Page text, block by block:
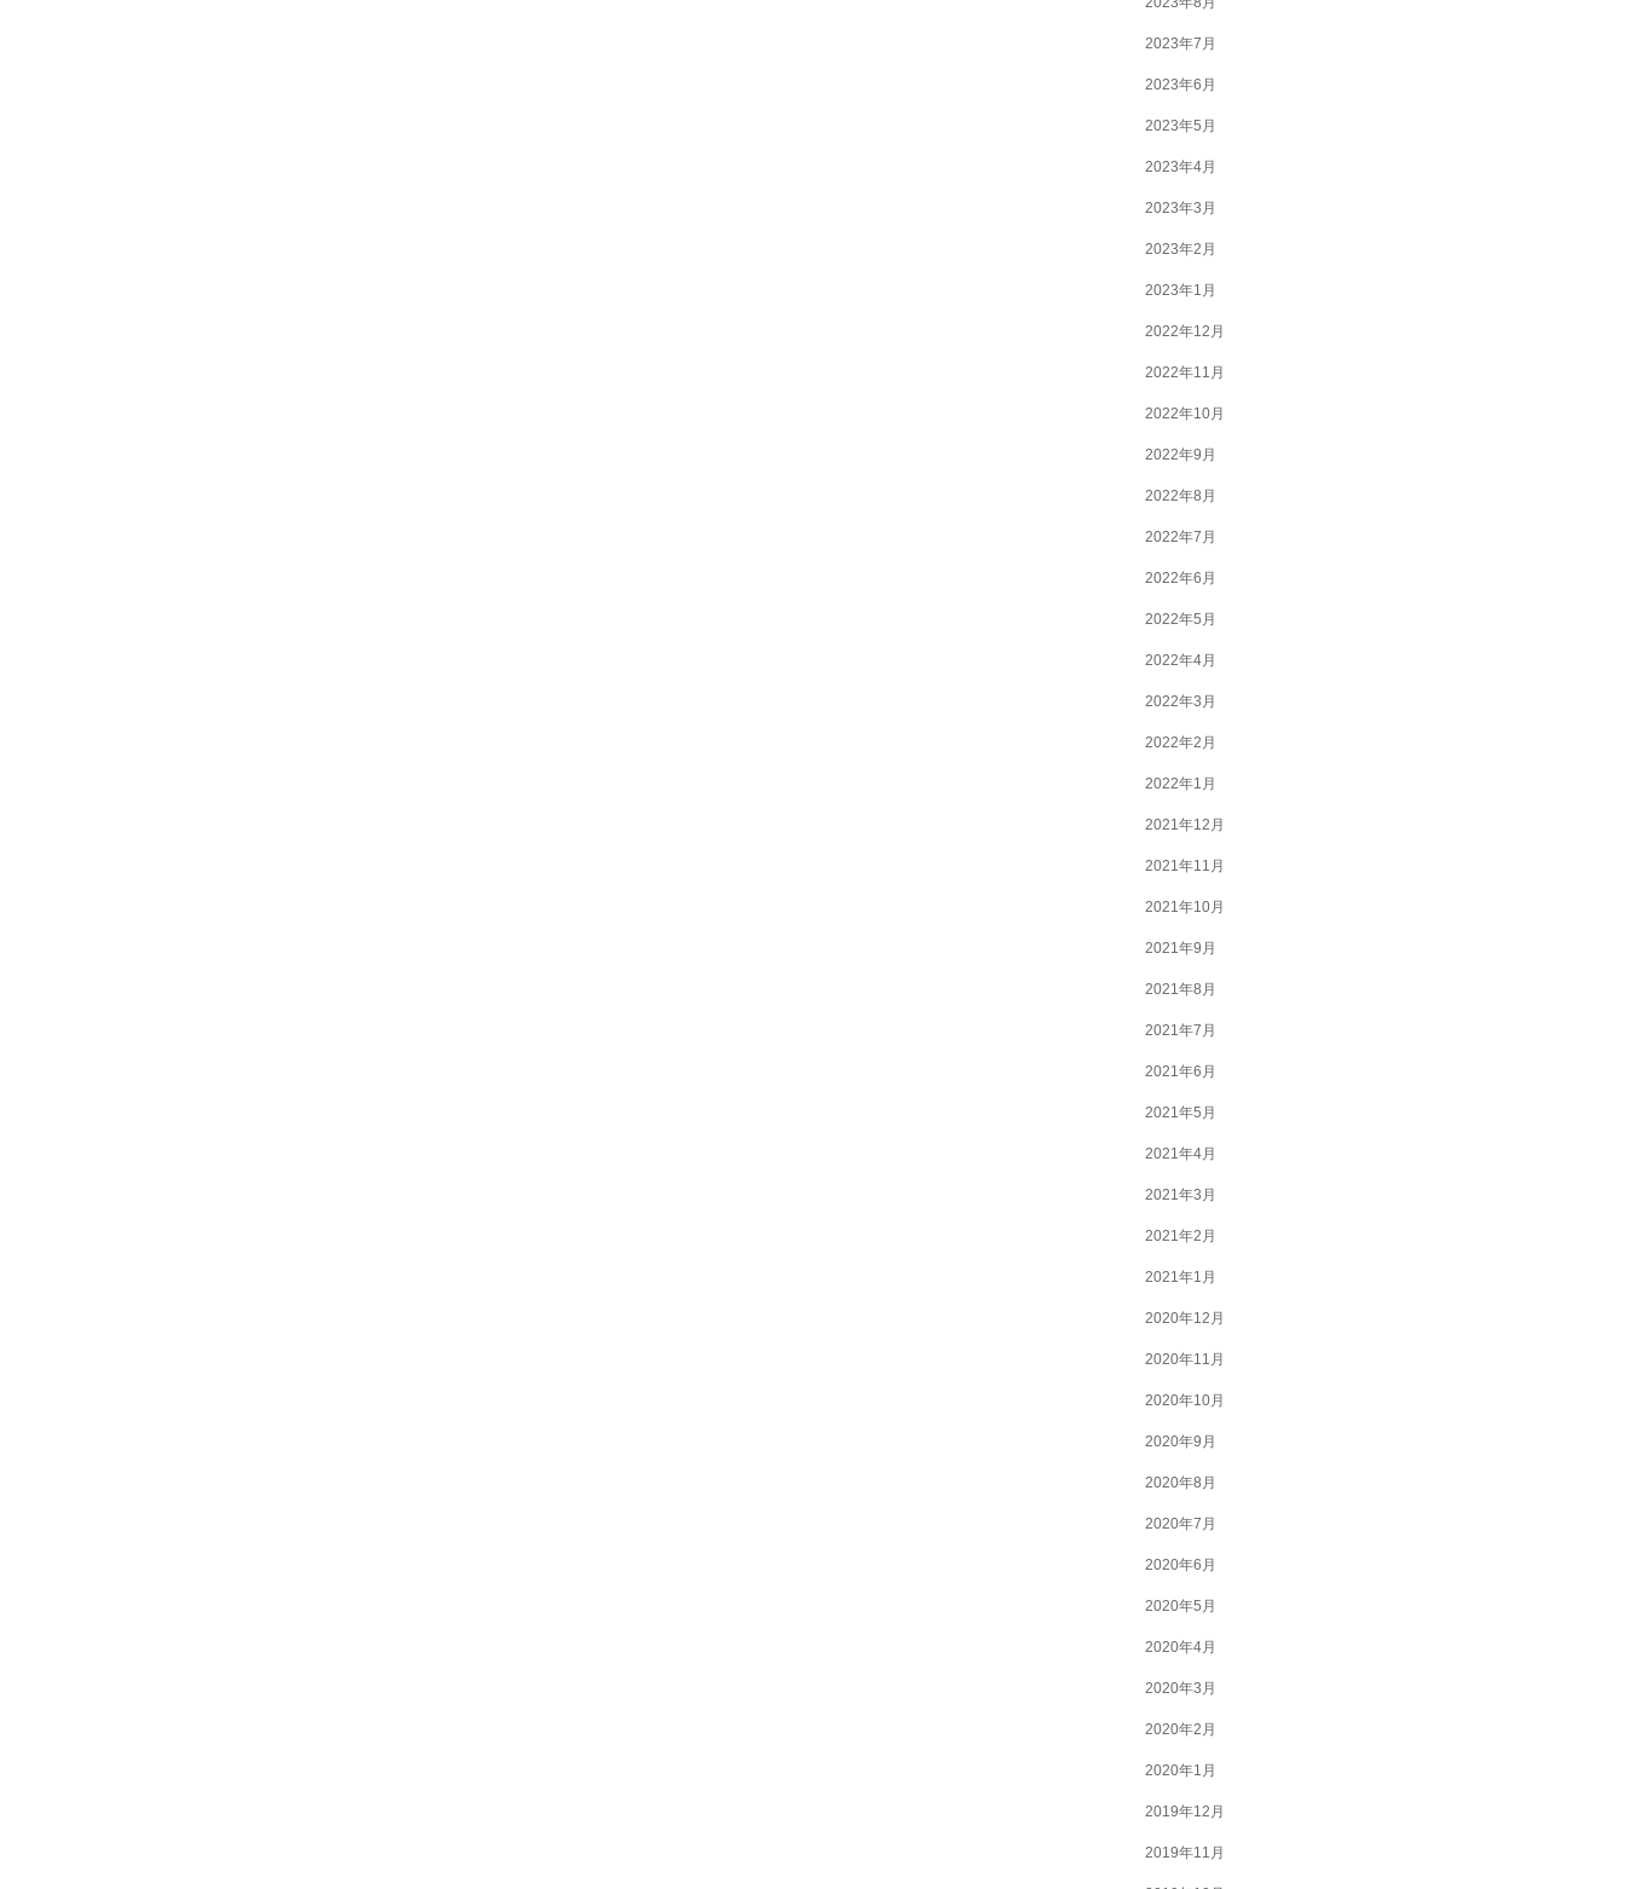
2023年7月
2023年6月
2023年5月
2023年4月
2023年3月
2023年2月
2023年1月
2022年12月
2022年11月
2022年10月
2022年9月
2022年8月
2022年7月
2022年6月
2022年5月
2022年4月
2022年3月
2022年2月
2022年1月
2021年12月
2021年11月
2021年10月
2021年9月
2021年8月
2021年7月
2021年6月
2021年5月
2021年4月
2021年3月
2021年2月
2021年1月
2020年12月
2020年11月
2020年10月
2020年9月
2020年8月
2020年7月
2020年6月
2020年5月
2020年4月
2020年3月
2020年2月
2020年1月
2019年12月
2019年11月